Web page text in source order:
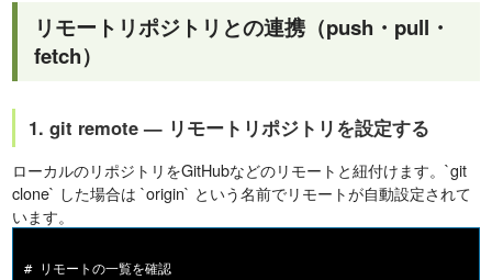
リモートリポジトリとの連携（push・pull・
fetch）
1. git remote — リモートリポジトリを設定する
ローカルのリポジトリをGitHubなどのリモートと紐付けます。`git
clone` した場合は `origin` という名前でリモートが自動設定されて
います。
# リモートの一覧を確認